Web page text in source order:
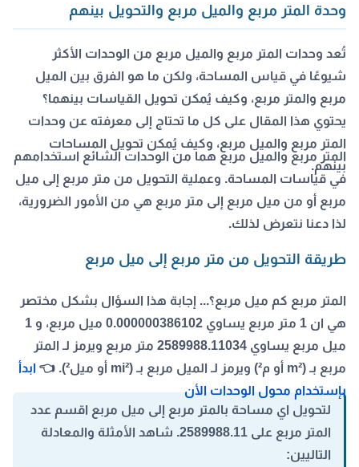
وحدة المتر مربع والميل مربع والتحويل بينهم
تُعد وحدات المتر مربع والميل مربع من الوحدات الأكثر
شيوعًا في قياس المساحة، ولكن ما هو الفرق بين الميل
مربع والمتر مربع، وكيف يُمكن تحويل القياسات بينهما؟
يحتوي هذا المقال على كل ما تحتاج إلى معرفته عن وحدات
المتر مربع والميل مربع، وكيف يُمكن تحويل المساحات
بينهم.
المتر مربع والميل مربع هما من الوحدات الشائع استخدامهم
في قياسات المساحة. وعملية التحويل من متر مربع إلى ميل
مربع أو من ميل مربع إلى متر مربع هي من الأمور الضرورية،
لذا دعنا نتعرض لذلك.
طريقة التحويل من متر مربع إلى ميل مربع
المتر مربع كم ميل مربع؟... إجابة هذا السؤال بشكل مختصر
هي ان 1
متر مربع يساوي 0.000000386102 ميل مربع
، و 1
ميل مربع يساوي 2589988.11034 متر مربع ويرمز لـ المتر
مربع بـ (m² أو م²) ويرمز لـ الميل مربع بـ (mi² أو ميل²). 👈
ابدأ
بإستخدام محول الوحدات الأن
لتحويل اي مساحة بالمتر مربع إلى ميل مربع اقسم عدد
المتر مربع على 2589988.11. شاهد الأمثلة والمعادلة
التاليين: